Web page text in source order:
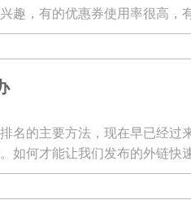
趣，有的优惠券使用率很高，
...
名的主要方法，现在早已经过
如何才能让我们发布的外链快